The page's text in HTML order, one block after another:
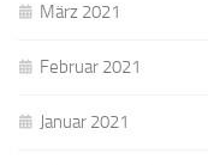
März 2021
Februar 2021
Januar 2021